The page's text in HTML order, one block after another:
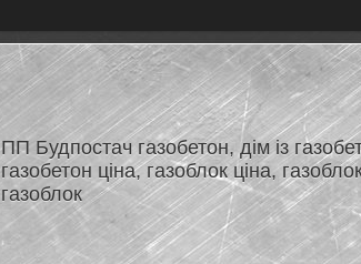
ПП Будпостач газобетон, дім із
газобетон ціна, газоблок ціна,
газоблок